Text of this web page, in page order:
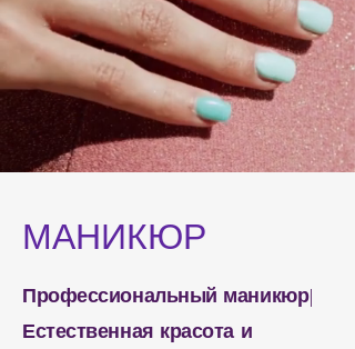
МАНИКЮР
Профессиональный маникюр|
Естественная красота и